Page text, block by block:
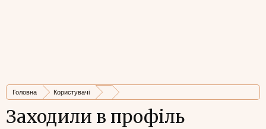
Головна Користувачі
Заходили в профіль